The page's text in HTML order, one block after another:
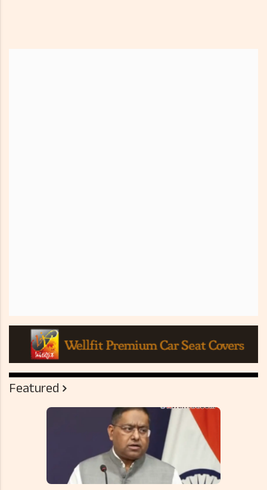
Featured